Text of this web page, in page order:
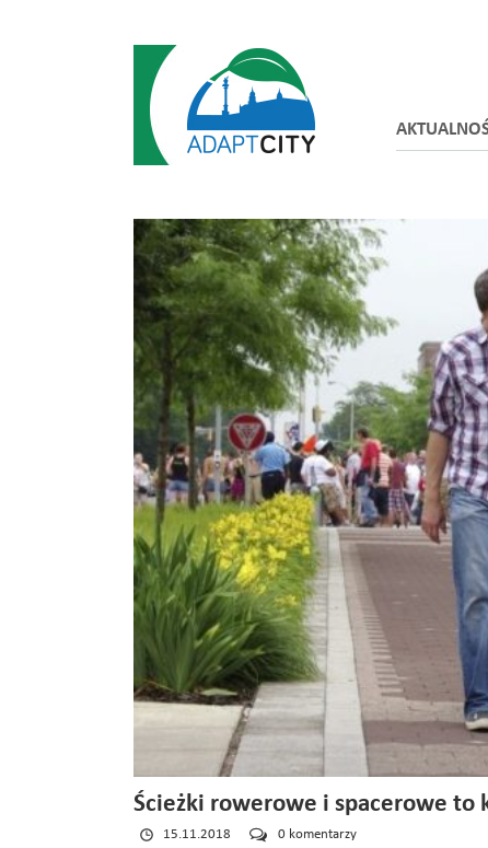
Ścieżki rowerowe i spacerowe to
15.11.2018 0 komentarzy